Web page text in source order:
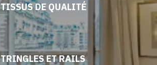
TISSUS DE QUALITÉ
TRINGLES ET RAILS